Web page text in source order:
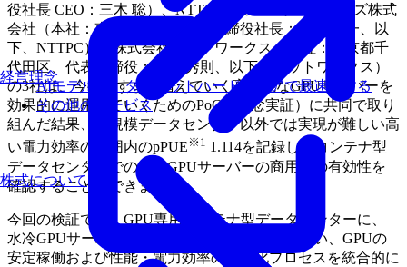
経営理念
AIモデルを、ターゲットハードウェアで最速にする
その他のサービス
株式について
役社長 CEO：三木 聡）、NTTPCコミュニケーションズ株式
会社（本社：東京都港区、代表取締役社長：工藤 潤一、以
下、NTTPC）、株式会社ゲットワークス（本社：東京都千
代田区、代表取締役：中澤 秀則、以下、ゲットワークス）
の3社は、今後ますます増えていく高機能なGPUサーバーを
効果的に運用していくためのPoC（概念実証）に共同で取り
組んだ結果、大規模データセンター以外では実現が難しい高
い電力効率の範囲内のpPUE ※1 1.114を記録し、コンテナ型
データセンターでの水冷GPUサーバーの商用での有効性を
確認することができました。
今回の検証では、GPU専用コンテナ型データセンターに、
水冷GPUサーバーの実機での商用動作確認を行い、GPUの
安定稼働および性能・電力効率の最適化プロセスを統合的に